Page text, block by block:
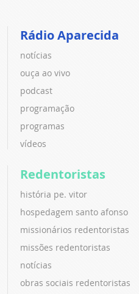
Rádio Aparecida
notícias
ouça ao vivo
podcast
programação
programas
vídeos
Redentoristas
história pe. vitor
hospedagem santo afonso
missionários redentoristas
missões redentoristas
notícias
obras sociais redentoristas